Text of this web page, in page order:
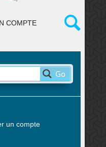
COMPTE
Go
un compte